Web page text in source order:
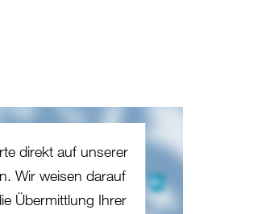
direkt auf unserer
Wir weisen darauf
Übermittlung Ihrer